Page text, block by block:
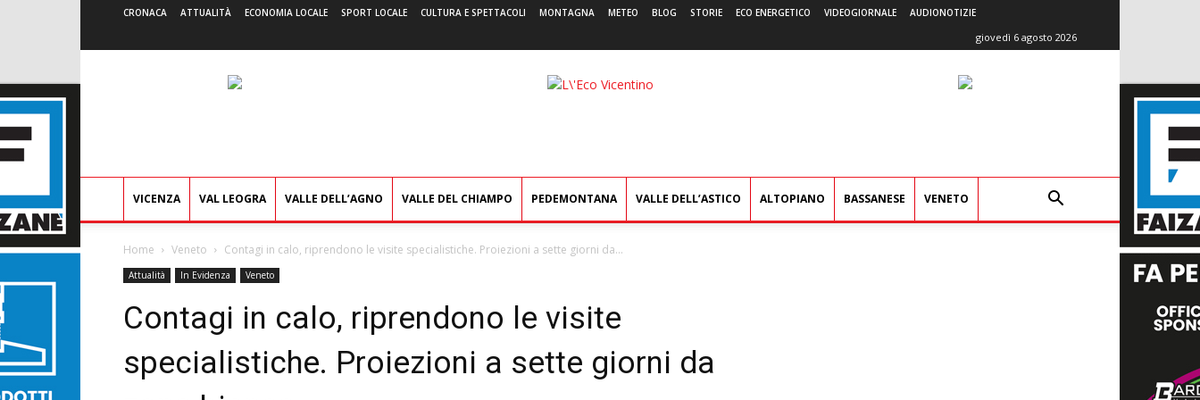
CRONACA ATTUALITÀ ECONOMIA LOCALE SPORT LOCALE CULTURA E SPETTACOLI MONTAGNA METEO BLOG STORIE ECO ENERGETICO VIDEOGIORNALE AUDIONOTIZIE
giovedì 6 agosto 2026
L'Eco
VICENZA VAL LEOGRA VALLE DELL’AGNO VALLE DEL CHIAMPO PEDEMONTANA VALLE DELL’ASTICO ALTOPIANO BASSANESE VENETO
Home Veneto Contagi in calo, riprendono le visite specialistiche. Proiezioni a sette giorni da...
Attualità In Evidenza Veneto
Contagi in calo, riprendono le visite
specialistiche. Proiezioni a sette giorni da